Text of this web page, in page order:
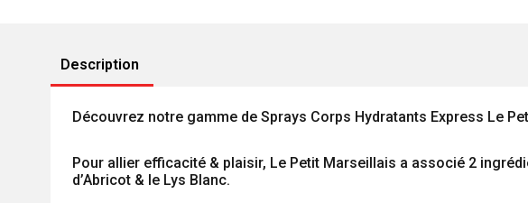
Description
Découvrez notre gamme de Sprays Corps Hydratants Express Le
Pour allier efficacité & plaisir, Le Petit Marseillais a associé 2
d’Abricot & le Lys Blanc.